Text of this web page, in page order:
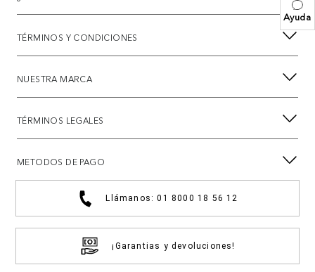
Ayuda
TÉRMINOS Y CONDICIONES
NUESTRA MARCA
TÉRMINOS LEGALES
METODOS DE PAGO
Llámanos: 01 8000 18 56 12
¡Garantias y devoluciones!